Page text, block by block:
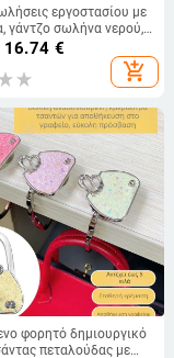
εργοστασίου με
γάντζο σωλήνα νερού,
τοίχου, γάντζο
βαρέως τύπου,
γάντζο στήριξης
16.74 €
add_shopping_cart
φορητό δημιουργικό
πεταλούδας με